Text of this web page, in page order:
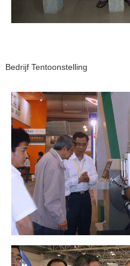
Bedrijf Tentoonstelling